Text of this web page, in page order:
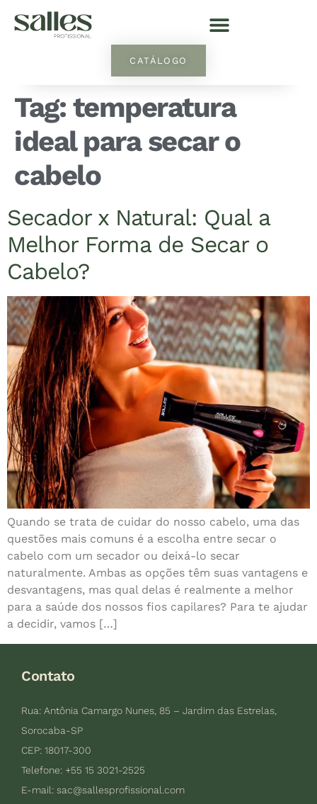
CATÁLOGO
Tag: temperatura
ideal para secar o
cabelo
Secador x Natural: Qual a
Melhor Forma de Secar o
Cabelo?
Quando se trata de cuidar do nosso cabelo, uma das
questões mais comuns é a escolha entre secar o
cabelo com um secador ou deixá-lo secar
naturalmente. Ambas as opções têm suas vantagens e
desvantagens, mas qual delas é realmente a melhor
para a saúde dos nossos fios capilares? Para te ajudar
a decidir, vamos […]
Contato
Rua: Antônia Camargo Nunes, 85 – Jardim das Estrelas,
Sorocaba-SP
CEP: 18017-300
Telefone: +55 15 3021-2525
E-mail: sac@sallesprofissional.com